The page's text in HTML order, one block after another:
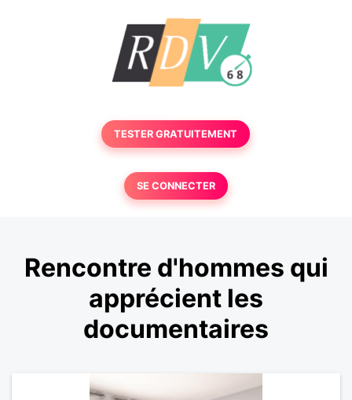
TESTER GRATUITEMENT
SE CONNECTER
Rencontre d'hommes qui
apprécient les
documentaires